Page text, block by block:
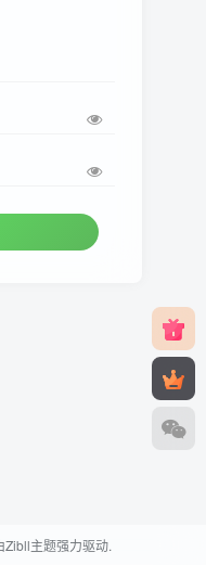
Zibll主题强力驱动.